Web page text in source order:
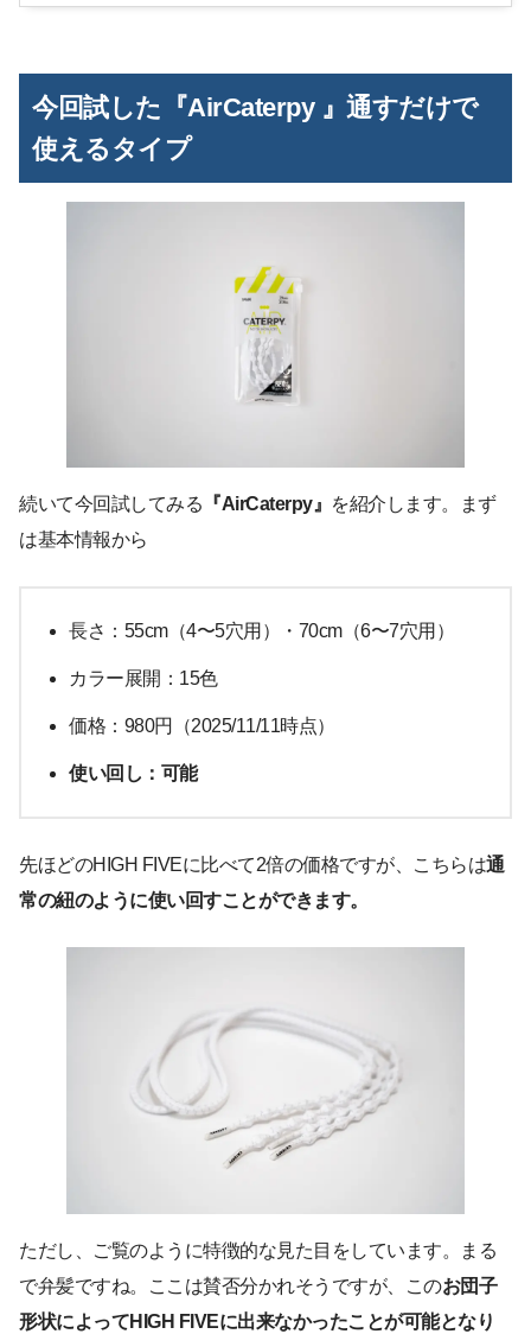
今回試した『AirCaterpy 』通すだけで
使えるタイプ
続いて今回試してみる 『AirCaterpy』 を紹介します。まず
は基本情報から
長さ：55cm（4〜5穴用）・70cm（6〜7穴用）
カラー展開：15色
価格：980円（2025/11/11時点）
使い回し：可能
先ほどのHIGH FIVEに比べて2倍の価格ですが、こちらは通
常の紐のように使い回すことができます。
ただし、ご覧のように特徴的な見た目をしています。まる
で弁髪ですね。ここは賛否分かれそうですが、このお団子
形状によってHIGH FIVEに出来なかったことが可能となり